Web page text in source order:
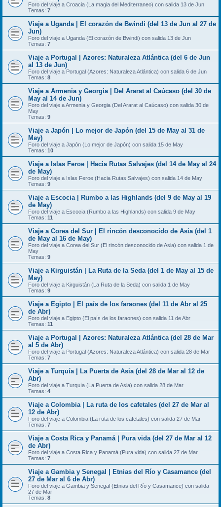
Foro del viaje a Croacia (La magia del Mediterraneo) con salida 13 de Jun
Temas: 7
Viaje a Uganda | El corazón de Bwindi (del 13 de Jun al 27 de
Jun)
Foro del viaje a Uganda (El corazón de Bwindi) con salida 13 de Jun
Temas: 7
Viaje a Portugal | Azores: Naturaleza Atlántica (del 6 de Jun
al 13 de Jun)
Foro del viaje a Portugal (Azores: Naturaleza Atlántica) con salida 6 de Jun
Temas: 8
Viaje a Armenia y Georgia | Del Ararat al Caúcaso (del 30 de
May al 14 de Jun)
Foro del viaje a Armenia y Georgia (Del Ararat al Caúcaso) con salida 30 de
May
Temas: 9
Viaje a Japón | Lo mejor de Japón (del 15 de May al 31 de
May)
Foro del viaje a Japón (Lo mejor de Japón) con salida 15 de May
Temas: 10
Viaje a Islas Feroe | Hacia Rutas Salvajes (del 14 de May al 24
de May)
Foro del viaje a Islas Feroe (Hacia Rutas Salvajes) con salida 14 de May
Temas: 9
Viaje a Escocia | Rumbo a las Highlands (del 9 de May al 19
de May)
Foro del viaje a Escocia (Rumbo a las Highlands) con salida 9 de May
Temas: 11
Viaje a Corea del Sur | El rincón desconocido de Asia (del 1
de May al 16 de May)
Foro del viaje a Corea del Sur (El rincón desconocido de Asia) con salida 1 de
May
Temas: 9
Viaje a Kirguistán | La Ruta de la Seda (del 1 de May al 15 de
May)
Foro del viaje a Kirguistán (La Ruta de la Seda) con salida 1 de May
Temas: 9
Viaje a Egipto | El país de los faraones (del 11 de Abr al 25
de Abr)
Foro del viaje a Egipto (El país de los faraones) con salida 11 de Abr
Temas: 11
Viaje a Portugal | Azores: Naturaleza Atlántica (del 28 de Mar
al 5 de Abr)
Foro del viaje a Portugal (Azores: Naturaleza Atlántica) con salida 28 de Mar
Temas: 7
Viaje a Turquía | La Puerta de Asia (del 28 de Mar al 12 de
Abr)
Foro del viaje a Turquía (La Puerta de Asia) con salida 28 de Mar
Temas: 4
Viaje a Colombia | La ruta de los cafetales (del 27 de Mar al
12 de Abr)
Foro del viaje a Colombia (La ruta de los cafetales) con salida 27 de Mar
Temas: 7
Viaje a Costa Rica y Panamá | Pura vida (del 27 de Mar al 12
de Abr)
Foro del viaje a Costa Rica y Panamá (Pura vida) con salida 27 de Mar
Temas: 7
Viaje a Gambia y Senegal | Etnias del Río y Casamance (del
27 de Mar al 6 de Abr)
Foro del viaje a Gambia y Senegal (Etnias del Río y Casamance) con salida
27 de Mar
Temas: 8